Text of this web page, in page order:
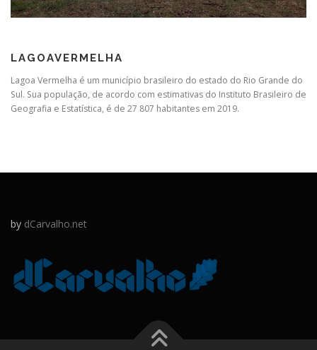
LAGOAVERMELHA
Lagoa Vermelha é um município brasileiro do estado do Rio Grande do
Sul. Sua população, de acordo com estimativas do Instituto Brasileiro de
Geografia e Estatística, é de 27 807 habitantes em 2019.
by dCarvalho.net